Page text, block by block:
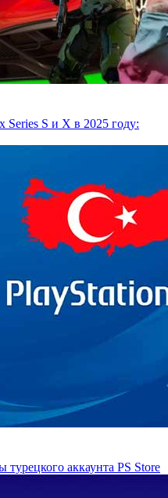
S и X в 2025 году:
аккаунта PS Store